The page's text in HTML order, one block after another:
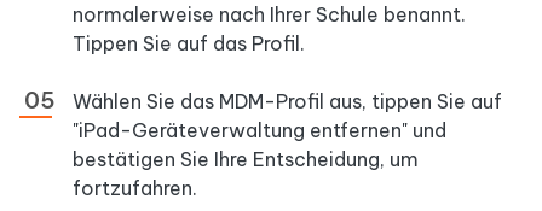
normalerweise nach Ihrer Schule benannt.
Tippen Sie auf das Profil.
Wählen Sie das MDM-Profil aus, tippen Sie auf
"iPad-Geräteverwaltung entfernen" und
bestätigen Sie Ihre Entscheidung, um
fortzufahren.